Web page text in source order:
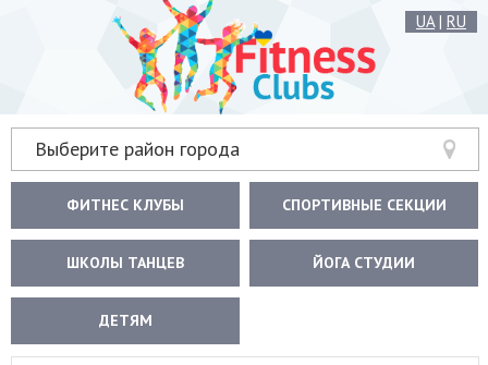
UA| RU
Выберите район города
ФИТНЕС КЛУБЫ СПОРТИВНЫЕ СЕКЦИИ
ШКОЛЫ ТАНЦЕВ ЙОГА СТУДИИ
ДЕТЯМ